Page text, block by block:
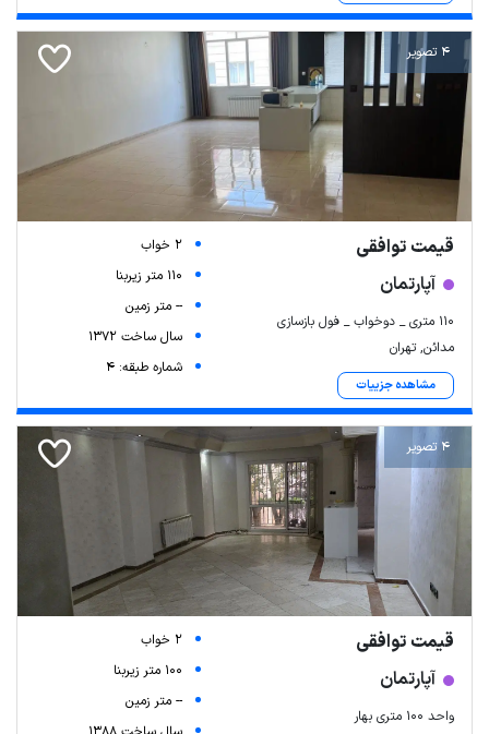
4 تصویر
قیمت توافقی
آپارتمان
۱۱۰ متری _ دوخواب _ فول بازسازی
مدائن, تهران
مشاهده جزییات
2 خواب
110 متر زیربنا
-- متر زمین
سال ساخت 1372
شماره طبقه: 4
4 تصویر
قیمت توافقی
آپارتمان
واحد ۱۰۰ متری بهار
2 خواب
100 متر زیربنا
-- متر زمین